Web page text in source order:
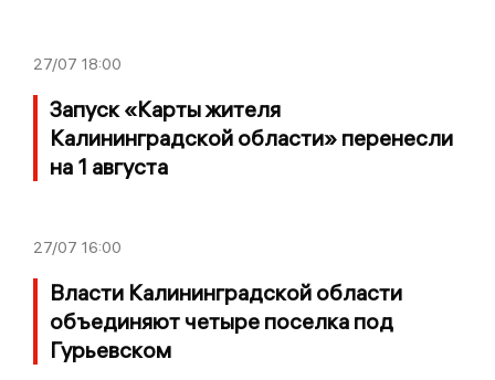
27/07 18:00
Запуск «Карты жителя
Калининградской области» перенесли
на 1 августа
27/07 16:00
Власти Калининградской области
объединяют четыре поселка под
Гурьевском